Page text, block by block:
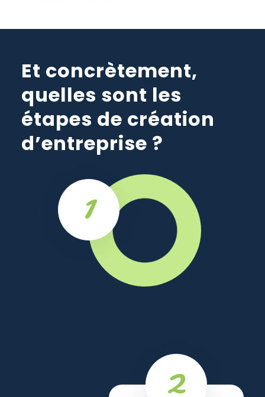
Et concrètement,
quelles sont les
étapes de création
d’entreprise ?